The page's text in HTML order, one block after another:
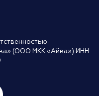
(ООО МКК «Айва») ИНН